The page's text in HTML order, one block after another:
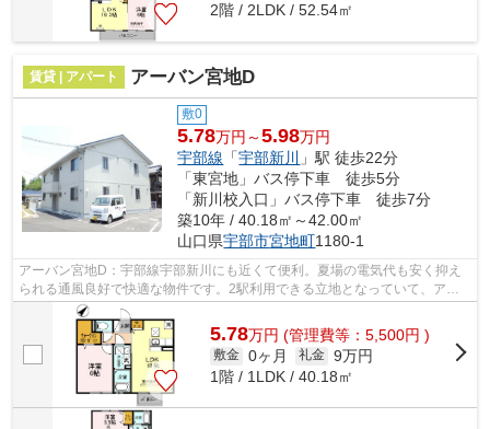
2階 / 2LDK / 52.54㎡
賃貸 | アパート アーバン宮地D
敷0
5.78万円～5.98万円
宇部線 「宇部新川
」駅 徒歩22分
「東宮地」バス停下車 徒歩5分
「新川校入口」バス停下車 徒歩7分
築10年 / 40.18㎡～42.00㎡
山口県宇部市宮地町1180-1
アーバン宮地D：宇部線宇部新川にも近くて便利。夏場の電気代も安く抑え
られる通風良好で快適な物件です。2駅利用できる立地となっていて、アク
セスが良いです。平成28年築で多くの方...
5.78万円 (管理費等：5,500円 )
敷金 0ヶ月 礼金 9万円
1階 / 1LDK / 40.18㎡